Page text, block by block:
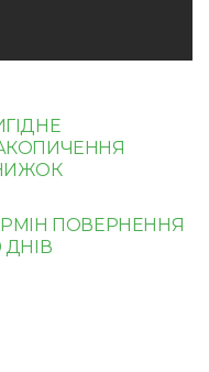
ПОВЕРНЕННЯ
ДНІВ